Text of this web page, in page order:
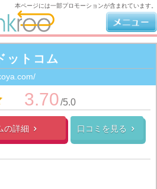
ットコム
3.70/5.0
の詳細  口コミを見る 
本ページには一部プロモーションが含まれています。